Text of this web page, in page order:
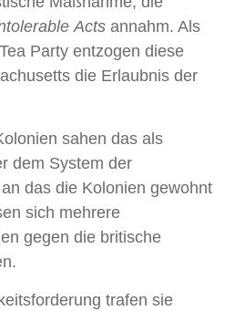
Acts annahm. Als
Party entzogen diese
die Erlaubnis der
sahen das als
dem System der
das die Kolonien gewohnt
sich mehrere
gegen die britische
trafen sie